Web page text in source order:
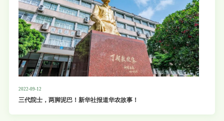
2022-09-12
三代院士，两脚泥巴！新华社报道华农故事！